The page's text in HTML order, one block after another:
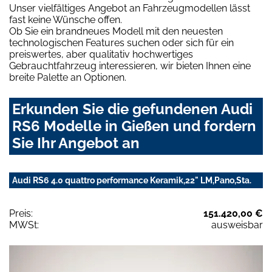
Unser vielfältiges Angebot an Fahrzeugmodellen lässt
fast keine Wünsche offen.
Ob Sie ein brandneues Modell mit den neuesten
technologischen Features suchen oder sich für ein
preiswertes, aber qualitativ hochwertiges
Gebrauchtfahrzeug interessieren, wir bieten Ihnen eine
breite Palette an Optionen.
Erkunden Sie die gefundenen Audi
RS6 Modelle in Gießen und fordern
Sie Ihr Angebot an
Audi RS6 4.0 quattro performance Keramik,22" LM,Pano,Sta.
Preis:
151.420,00 €
MWSt:
ausweisbar